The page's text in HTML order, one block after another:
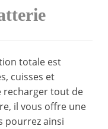
totale est
cuisses et
recharger tout de
il vous offre une
pourrez ainsi